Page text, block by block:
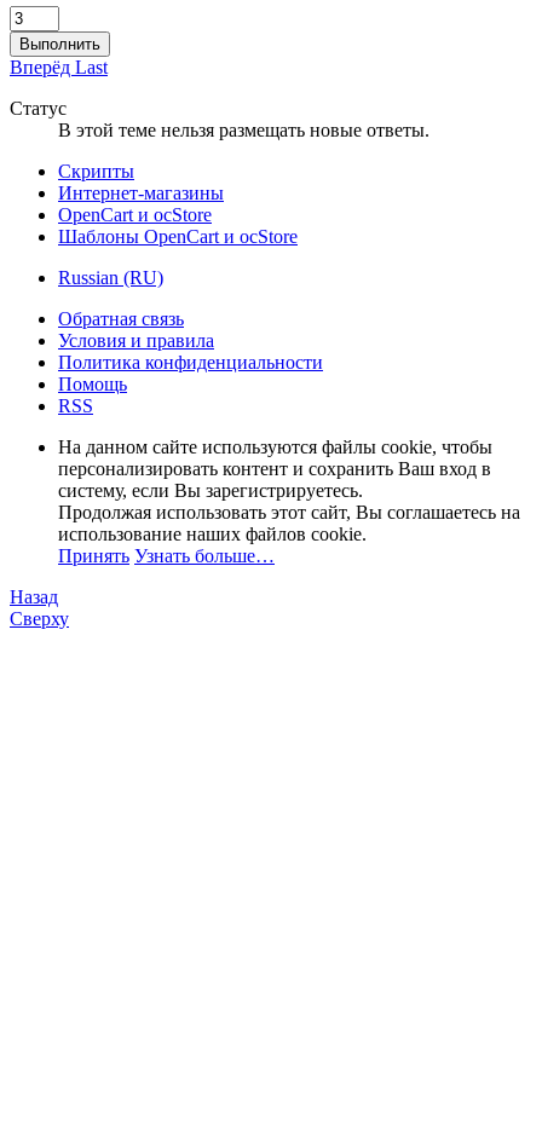
Выполнить
Вперёд Last
Статус
В этой теме нельзя размещать новые ответы.
Скрипты
Интернет-магазины
OpenCart и ocStore
Шаблоны OpenCart и ocStore
Russian (RU)
Обратная связь
Условия и правила
Политика конфиденциальности
Помощь
RSS
На данном сайте используются файлы cookie, чтобы
персонализировать контент и сохранить Ваш вход в
систему, если Вы зарегистрируетесь.
Продолжая использовать этот сайт, Вы соглашаетесь на
использование наших файлов cookie.
Принять Узнать больше…
Назад
Сверху